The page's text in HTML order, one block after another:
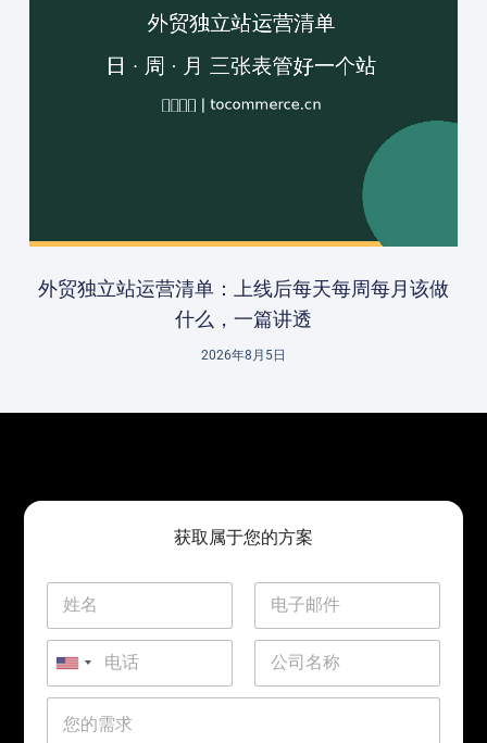
外贸独立站运营清单：上线后每天每周每月该做
什么，一篇讲透
2026年8月5日
获取属于您的方案